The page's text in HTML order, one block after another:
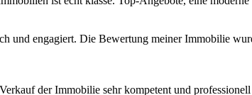
und engagiert. Die Bewertung meiner Immobilie
der Immobilie sehr kompetent und